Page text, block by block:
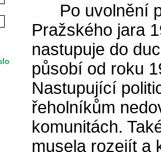
Po uvolnění
Pražského jara
nastupuje do
působí od roku
Nastupující
řeholníkům
komunitách.
musela rozejít a